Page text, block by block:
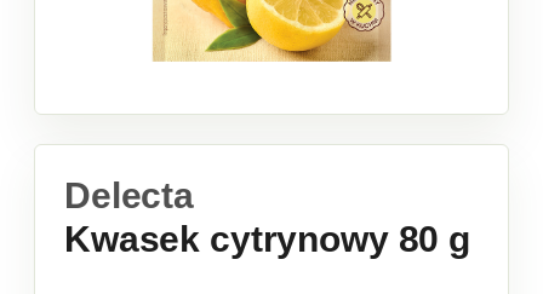
Delecta
Kwasek cytrynowy 80 g